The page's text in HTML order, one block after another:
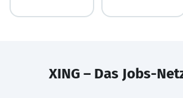
XING – Das Jobs-